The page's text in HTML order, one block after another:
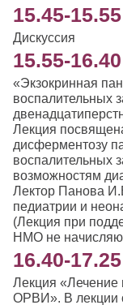
15.45-15.55
Дискуссия
15.55-16.40
«Экзокринная
воспалительных
Лекция
дисферментозу
воспалительных
возможностям
Лектор Панова
педиатрии и
(Лекция при
НМО не
16.40-17.25
Лекция «Лечение
ОРВИ». В лекции